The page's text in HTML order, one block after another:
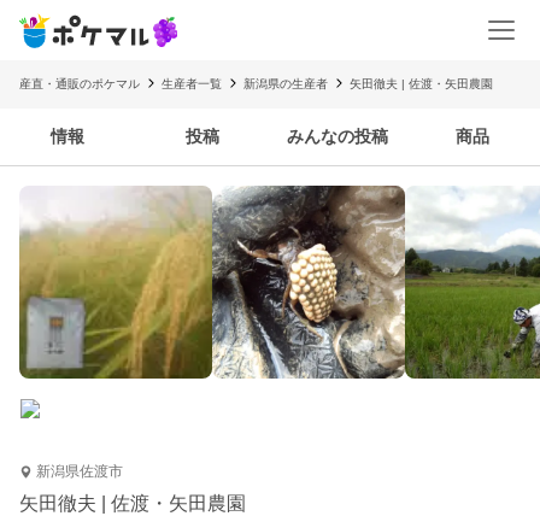
産直・通販のポケマル 生産者一覧 新潟県の生産者 矢田徹夫 | 佐渡・矢田農園
情報 投稿 みんなの投稿 商品
新潟県佐渡市
矢田徹夫 | 佐渡・矢田農園